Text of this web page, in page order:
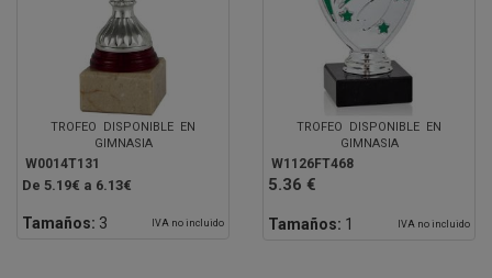
TROFEO DISPONIBLE EN
GIMNASIA
W0014T131
De 5.19€ a 6.13€
Tamaños: 3 IVA no incluido
TROFEO DISPONIBLE EN
GIMNASIA
W1126FT468
5.36 €
Tamaños: 1 IVA no incluido